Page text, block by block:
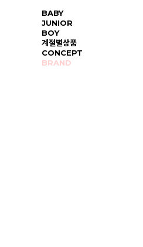
BABY
JUNIOR
BOY
계절별상품
CONCEPT
BRAND